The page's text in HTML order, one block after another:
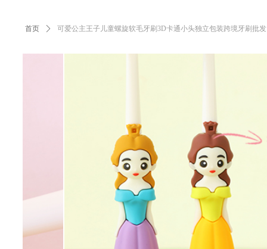
首页 ꄲ 可爱公主王子儿童螺旋软毛牙刷3D卡通小头独立包装跨境牙刷批发